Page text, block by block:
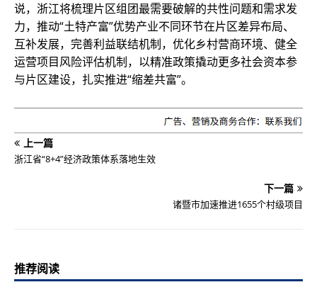
说，浙江将梳理片区组团最需要破解的共性问题和需求发
力，推动“土特产富”优势产业不同环节在片区差异布局、
互补发展，完善利益联结机制，优化乡村营商环境、健全
运营项目风险评估机制，以精准政策撬动更多社会资本参
与片区建设，扎实推进“缩差共富”。
上一篇
浙江省“8+4”经济政策体系落地生效
下一篇
诸暨市加速推进1655个村级项目
推荐阅读